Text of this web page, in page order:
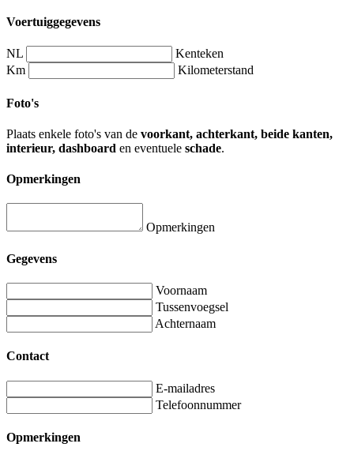
Voertuiggegevens
NL
Kenteken
Km
Kilometerstand
Foto's
Plaats enkele foto's van de voorkant, achterkant, beide kanten,
interieur, dashboard en eventuele schade.
Opmerkingen
Opmerkingen
Gegevens
Voornaam
Tussenvoegsel
Achternaam
Contact
E-mailadres
Telefoonnummer
Opmerkingen